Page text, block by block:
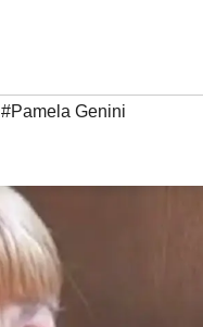
#Pamela Genini